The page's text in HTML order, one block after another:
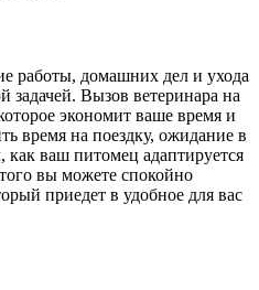
работы, домашних дел и ухода
задачей. Вызов ветеринара на
экономит ваше время и
время на поездку, ожидание в
как ваш питомец адаптируется
вы можете спокойно
приедет в удобное для вас